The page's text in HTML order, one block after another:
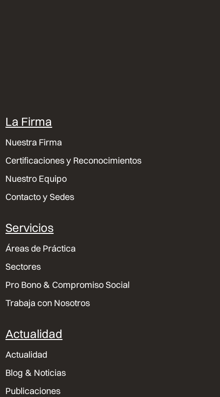
La Firma
Nuestra Firma
Certificaciones y Reconocimientos
Nuestro Equipo
Contacto y Sedes
Servicios
Áreas de Práctica
Sectores
Pro Bono & Compromiso Social
Trabaja con Nosotros
Actualidad
Actualidad
Blog & Noticias
Publicaciones